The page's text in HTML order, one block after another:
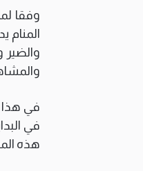
وفقا
المنام
في هذا
في
هذه